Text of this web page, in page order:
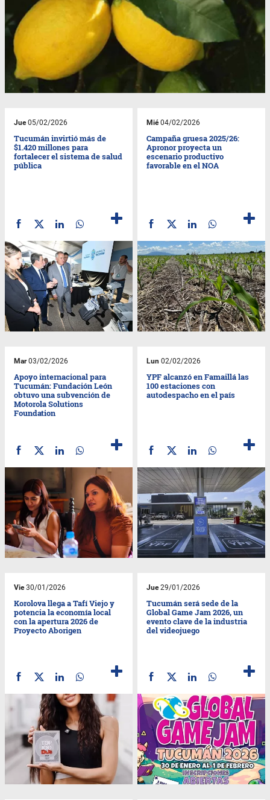
Jue05/02/2026
Tucumán invirtió más de
$1.420 millones para
fortalecer el sistema de salud
pública
Mié04/02/2026
Campaña gruesa 2025/26:
Apronor proyecta un
escenario productivo
favorable en el NOA
Mar03/02/2026
Apoyo internacional para
Tucumán: Fundación León
obtuvo una subvención de
Motorola Solutions
Foundation
Lun 02/02/2026
YPF alcanzó en Famaillá las
100 estaciones con
autodespacho en el país
Vie30/01/2026
Korolova llega a Tafí Viejo y
potencia la economía local
con la apertura 2026 de
Proyecto Aborigen
Jue29/01/2026
Tucumán será sede de la
Global Game Jam 2026, un
evento clave de la industria
del videojuego